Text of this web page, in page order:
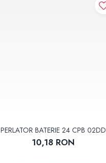
PERLATOR BATERIE 24 CPB 02DD
10,18 RON